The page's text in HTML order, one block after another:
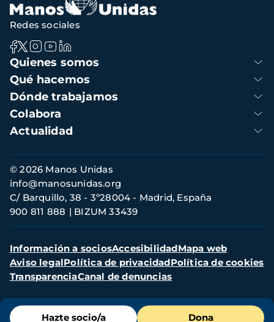
Menú
Hazte socio/a Dona
Navegación
principal
Quienes somos
Qué hacemos
Dónde trabajamos
Colabora
Actualidad
Redes sociales
Información
de
contacto
© 2026 Manos Unidas
C/ Barquillo, 38 - 3º28004 - Madrid, España
900 811 888
BIZUM 33439
info@manosunidas.org
Menú
secundario
Información a sociosAccesibilidadMapa web
Aviso legalPolítica de privacidadPolítica de cookies
TransparenciaCanal de denuncias